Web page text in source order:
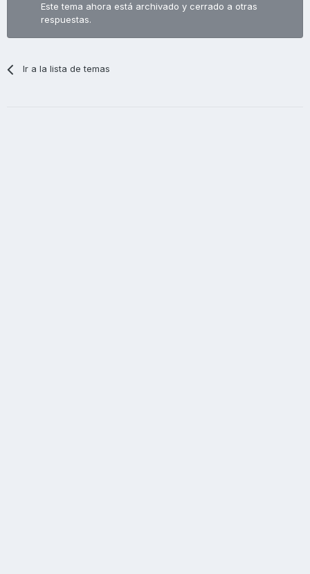
Este tema ahora está archivado y cerrado a otras
respuestas.
Ir a la lista de temas